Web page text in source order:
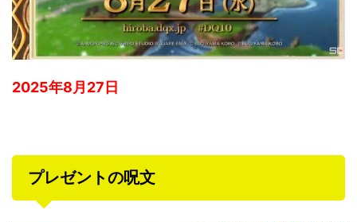
2025年8月27日
プレゼントの呪文